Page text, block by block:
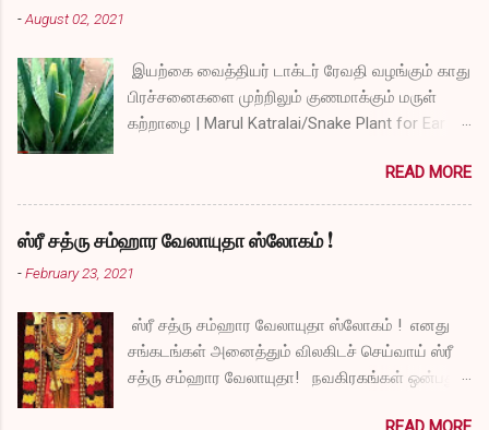
-August 02, 2021
இயற்கை வைத்தியர் டாக்டர் ரேவதி வழங்கும் காது
பிரச்சனைகளை முற்றிலும் குணமாக்கும் மருள்
கற்றாழை | Marul Katralai/Snake Plant for Ear
READ MORE
ஸ்ரீ சத்ரு சம்ஹார வேலாயுதா ஸ்லோகம் !
-February 23, 2021
ஸ்ரீ சத்ரு சம்ஹார வேலாயுதா ஸ்லோகம் ! எனது
சங்கடங்கள் அனைத்தும் விலகிடச் செய்வாய் ஸ்ரீ
சத்ரு சம்ஹார வேலாயுதா! நவகிரகங்கள் ஒன்பதும்